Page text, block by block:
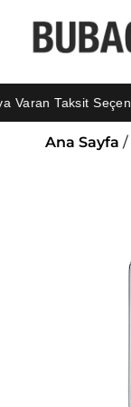
Taksit Seçenekleri
Ana Sayfa /